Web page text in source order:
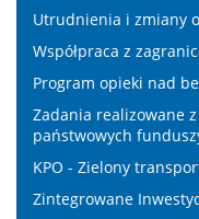
Utrudnienia i zmiany
Współpraca z
Program opieki nad
Zadania realizowane
państwowych
KPO - Zielony
Zintegrowane